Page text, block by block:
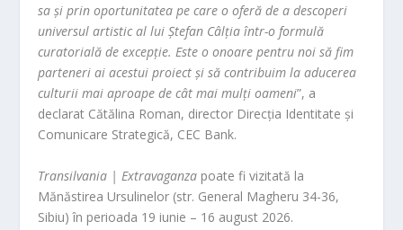
sa și prin oportunitatea pe care o oferă de a descoperi
universul artistic al lui Ștefan Câlția într-o formulă
curatorială de excepție. Este o onoare pentru noi să fim
parteneri ai acestui proiect și să contribuim la aducerea
culturii mai aproape de cât mai mulți oameni”, a
declarat Cătălina Roman, director Direcția Identitate și
Comunicare Strategică, CEC Bank.
Transilvania | Extravaganza poate fi vizitată la
Mănăstirea Ursulinelor (str. General Magheru 34-36,
Sibiu) în perioada 19 iunie – 16 august 2026.